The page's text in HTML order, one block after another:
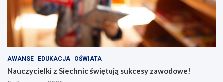
AWANSE EDUKACJA OŚWIATA
Nauczycielki z Siechnic świętują sukcesy zawodowe!